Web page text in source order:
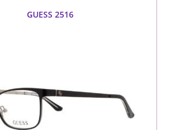
GUESS 2516